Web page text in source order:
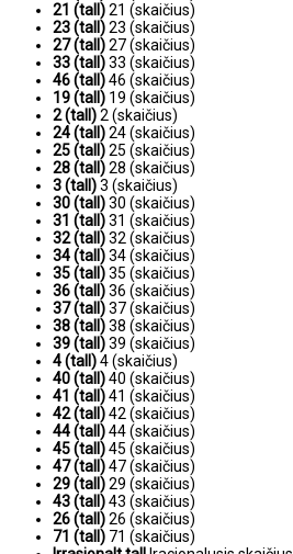
21 (tall)21 (skaičius)
23 (tall)23 (skaičius)
27 (tall)27 (skaičius)
33 (tall)33 (skaičius)
46 (tall)46 (skaičius)
19 (tall) 19 (skaičius)
2 (tall)2 (skaičius)
24 (tall)24 (skaičius)
25 (tall)25 (skaičius)
28 (tall)28 (skaičius)
3 (tall)3 (skaičius)
30 (tall)30 (skaičius)
31 (tall)31 (skaičius)
32 (tall)32 (skaičius)
34 (tall)34 (skaičius)
35 (tall)35 (skaičius)
36 (tall)36 (skaičius)
37 (tall)37 (skaičius)
38 (tall)38 (skaičius)
39 (tall)39 (skaičius)
4 (tall)4 (skaičius)
40 (tall)40 (skaičius)
41 (tall)41 (skaičius)
42 (tall)42 (skaičius)
44 (tall)44 (skaičius)
45 (tall)45 (skaičius)
47 (tall)47 (skaičius)
29 (tall)29 (skaičius)
43 (tall)43 (skaičius)
26 (tall)26 (skaičius)
71 (tall) 71 (skaičius)